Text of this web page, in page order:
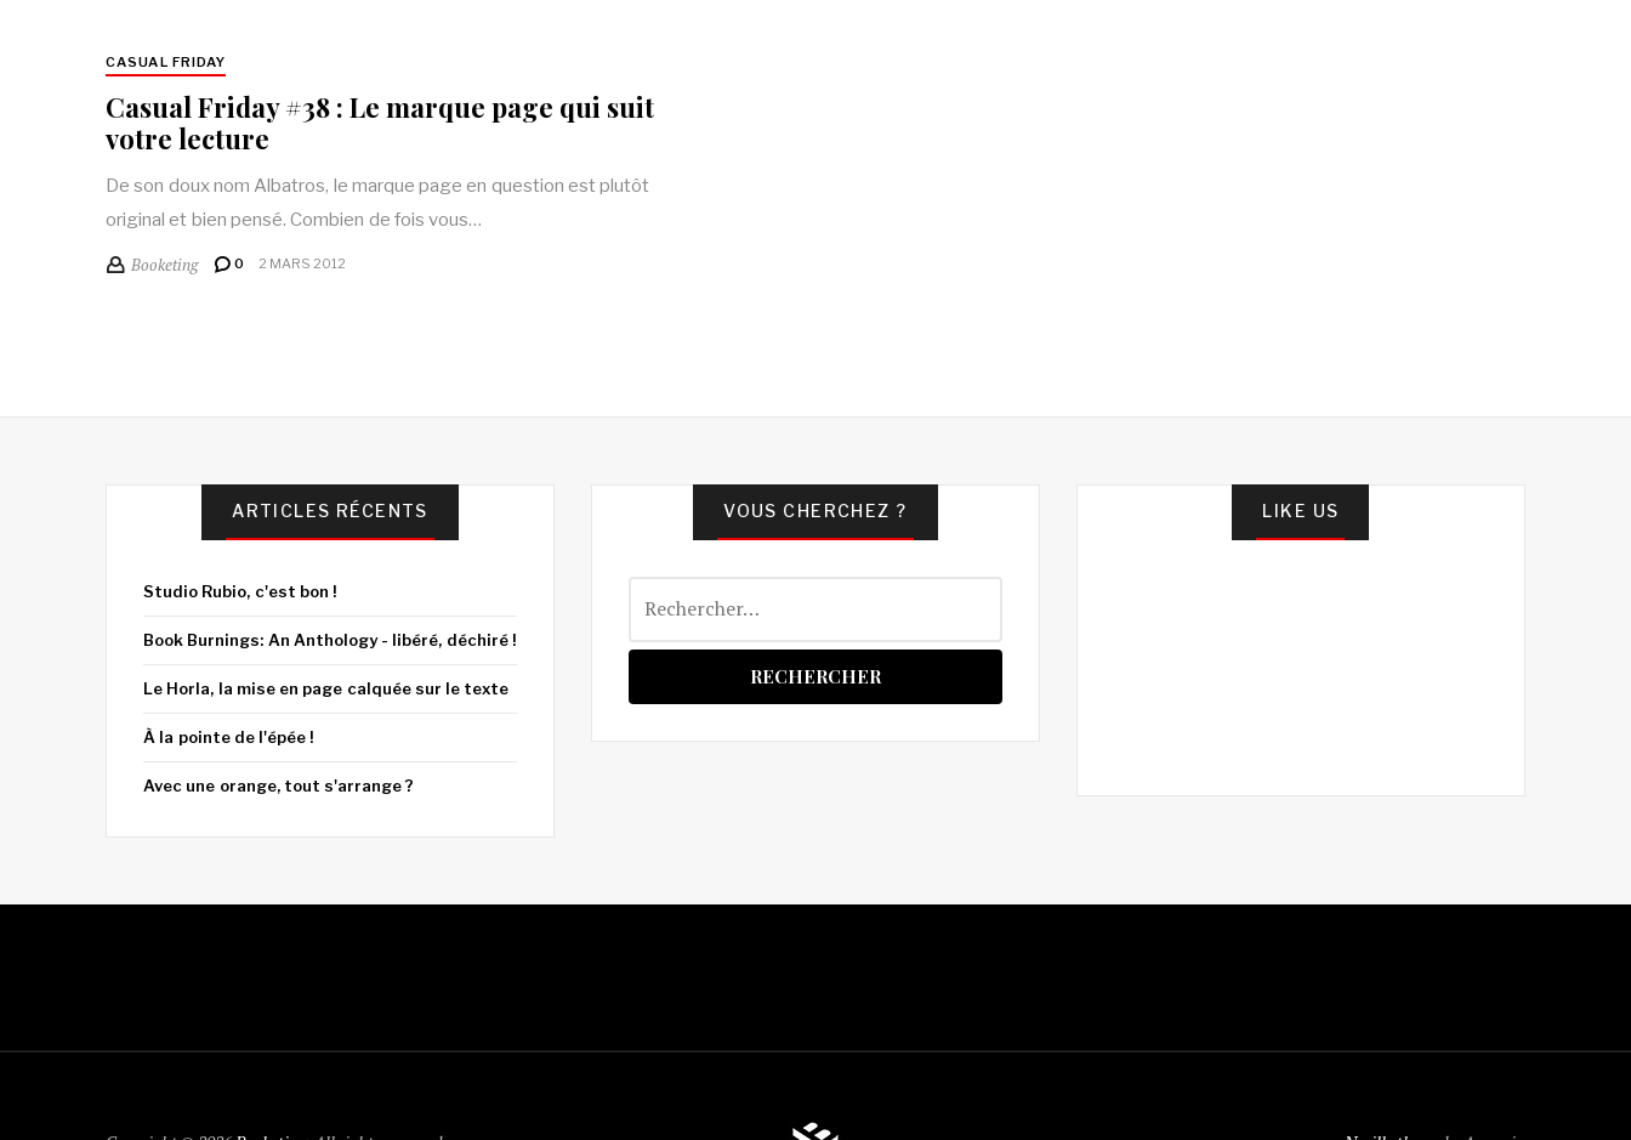
CASUAL FRIDAY
Casual Friday #38 : Le marque page qui suit
votre lecture
De son doux nom Albatros, le marque page en question est plutôt
original et bien pensé. Combien de fois vous…
Booketing 0 2 MARS 2012
ARTICLES RÉCENTS
Studio Rubio, c'est bon !
Book Burnings: An Anthology - libéré, déchiré !
Le Horla, la mise en page calquée sur le texte
À la pointe de l'épée !
Avec une orange, tout s'arrange ?
VOUS CHERCHEZ ? LIKE US